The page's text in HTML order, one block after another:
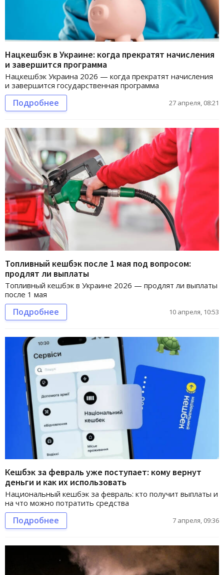
Нацкешбэк в Украине: когда прекратят начисления
и завершится программа
Нацкешбэк Украина 2026 — когда прекратят начисления
и завершится государственная программа
Подробнее 27 апреля, 08:21
Топливный кешбэк после 1 мая под вопросом:
продлят ли выплаты
Топливный кешбэк в Украине 2026 — продлят ли выплаты
после 1 мая
Подробнее 10 апреля, 10:53
Кешбэк за февраль уже поступает: кому вернут
деньги и как их использовать
Национальный кешбэк за февраль: кто получит выплаты и
на что можно потратить средства
Подробнее 7 апреля, 09:36